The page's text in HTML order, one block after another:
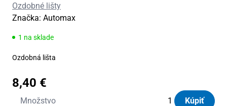
Ozdobné lišty
Značka: Automax
1 na sklade
Ozdobná lišta
8,40 €
Množstvo
množstvo
Kúpiť